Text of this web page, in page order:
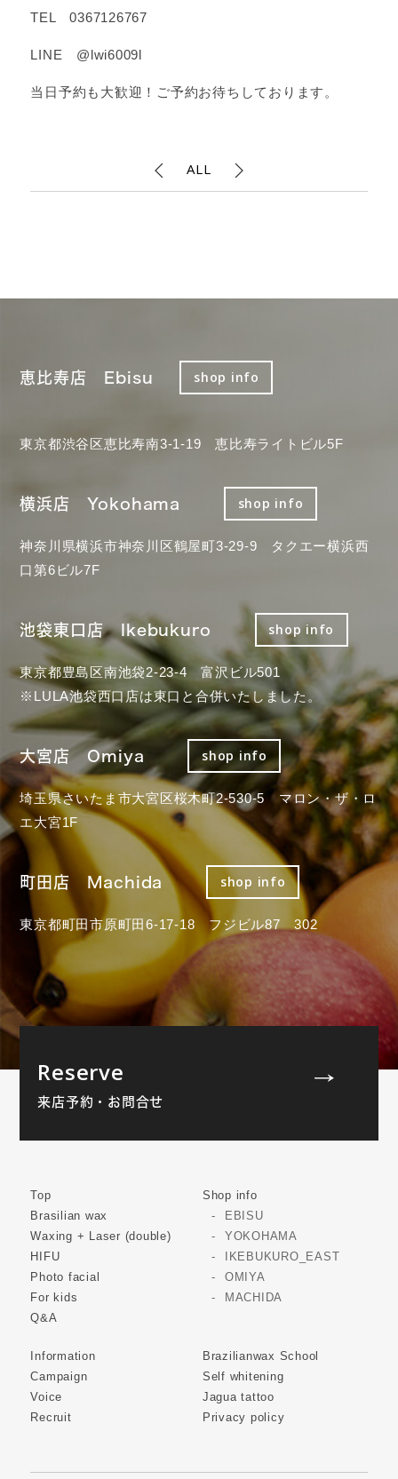
TEL 0367126767
LINE @lwi6009l
当日予約も大歓迎！ご予約お待ちしております。
ALL
恵比寿店 Ebisu shop info
東京都渋谷区恵比寿南3-1-19 恵比寿ライトビル5F
横浜店 Yokohama shop info
神奈川県横浜市神奈川区鶴屋町3-29-9 タクエー横浜西
口第6ビル7F
池袋東口店 Ikebukuro shop info
東京都豊島区南池袋2-23-4 富沢ビル501
※LULA池袋西口店は東口と合併いたしました。
大宮店 Omiya shop info
埼玉県さいたま市大宮区桜木町2-530-5 マロン・ザ・ロ
エ大宮1F
町田店 Machida shop info
東京都町田市原町田6-17-18 フジビル87 302
Reserve
来店予約・お問合せ
Top
Brasilian wax
Waxing + Laser (double)
HIFU
Photo facial
For kids
Q&A
Shop info
EBISU
YOKOHAMA
IKEBUKURO_EAST
OMIYA
MACHIDA
Information
Campaign
Voice
Recruit
Brazilianwax School
Self whitening
Jagua tattoo
Privacy policy